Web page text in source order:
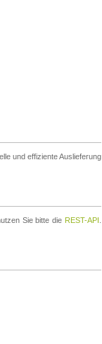
und effiziente Auslieferung
Sie bitte die REST-API